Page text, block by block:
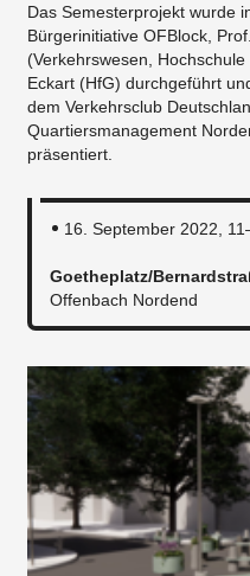
Das Semesterprojekt wurde
Bürgerinitiative OFBlock,
(Verkehrswesen,
Eckart (HfG) durchgeführt
dem Verkehrsclub
Quartiersmanagement
präsentiert.
16. September 2022,
Goetheplatz/
Offenbach Nordend